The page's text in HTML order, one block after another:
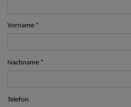
Vorname
Nachname
Telefon